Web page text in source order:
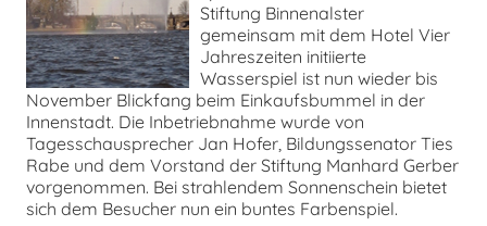
Stiftung Binnenalster
gemeinsam mit dem Hotel Vier
Jahreszeiten initiierte
Wasserspiel ist nun wieder bis
November Blickfang beim Einkaufsbummel in der
Innenstadt. Die Inbetriebnahme wurde von
Tagesschausprecher Jan Hofer, Bildungssenator Ties
Rabe und dem Vorstand der Stiftung Manhard Gerber
vorgenommen. Bei strahlendem Sonnenschein bietet
sich dem Besucher nun ein buntes Farbenspiel.